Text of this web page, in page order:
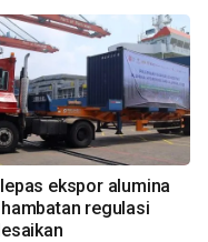
lepas ekspor alumina
regulasi